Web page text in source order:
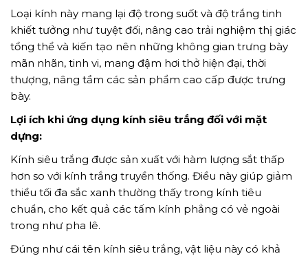
TƯ VẤN MIỄN PHÍ VỀ SẢN PHẨM
Thành phố...
GỬI YÊU CẦU
Loại kính này mang lại độ trong suốt và độ trắng tinh
khiết tưởng như tuyệt đối, nâng cao trải nghiệm thị giác
tổng thể và kiến tạo nên những không gian trưng bày
mãn nhãn, tinh vi, mang đậm hơi thở hiện đại, thời
thượng, nâng tầm các sản phẩm cao cấp được trưng
bày.
Lợi ích khi ứng dụng kính siêu trắng đối với mặt
dựng:
Kính siêu trắng được sản xuất với hàm lượng sắt thấp
hơn so với kính trắng truyền thống. Điều này giúp giảm
thiểu tối đa sắc xanh thường thấy trong kính tiêu
chuẩn, cho kết quả các tấm kính phẳng có vẻ ngoài
trong như pha lê.
Đúng như cái tên kính siêu trắng, vật liệu này có khả